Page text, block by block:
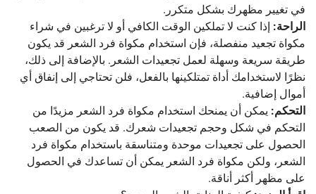
في تغيير مظهرك بشكل متكرر.
الراحة: إذا كنت لا تملكين الوقت الكافي أو لا ترغبين في شراء
مكواة تجعيد منفصلة، ​​فإن استخدام مكواة فرد الشعر قد يكون
طريقة سريعة وسهلة لعمل تجعيدات الشعر. بالإضافة إلى ذلك،
نظرًا لاستخدامك أداة تمتلكينها بالفعل، فلن تحتاجي إلى إنفاق أي
أموال إضافية.
التحكم: يمكن أن يمنحك استخدام مكواة فرد الشعر مزيدًا من
التحكم في شكل وحجم تجعيدات شعرك. قد يكون من الصعب
الحصول على تجعيدات موحدة ومتناسقة باستخدام مكواة فرد
الشعر، ولكن مكواة فرد الشعر يمكن أن تساعدك في الحصول
على مظهر أكثر أناقة.